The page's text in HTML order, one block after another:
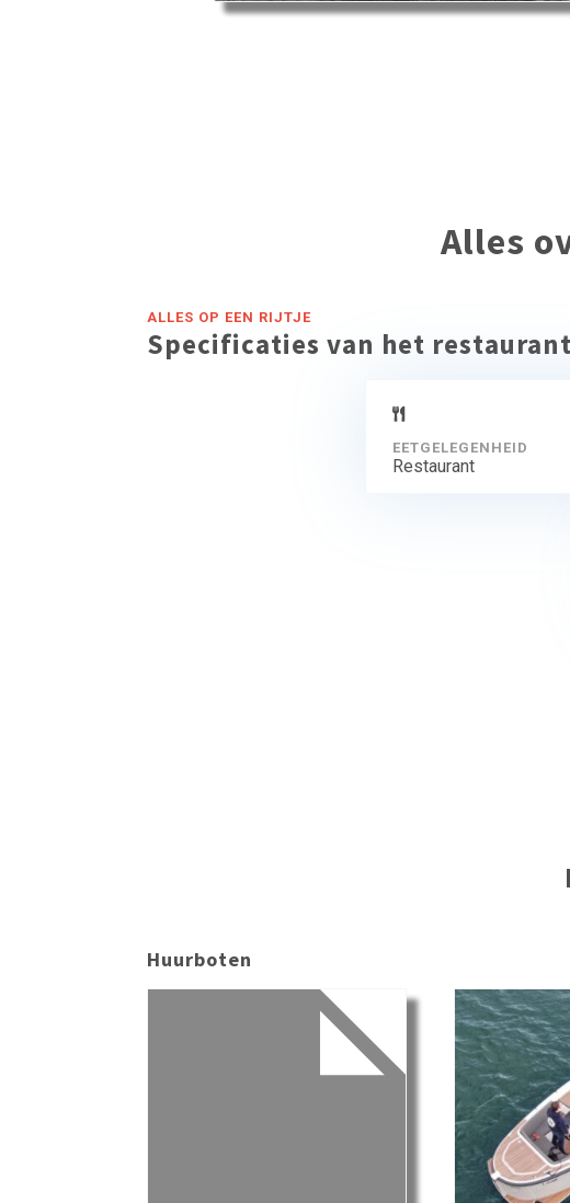
Alles
ALLES OP EEN RIJTJE
Specificaties van het restaurant
EETGELEGENHEID
Restaurant
Huurboten